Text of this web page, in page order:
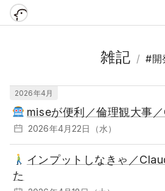
雑記 / #開
2026年4月
miseが便利／倫理観大事
2026年4月22日（水）
インプットしなきゃ／
た